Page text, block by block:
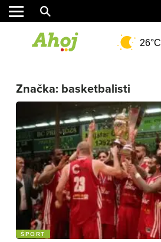
REGIÓN
ŠPORT
KULTÚRA
FOTKY
VIDEO
MIX
26°C
Značka: basketbalisti
ŠPORT